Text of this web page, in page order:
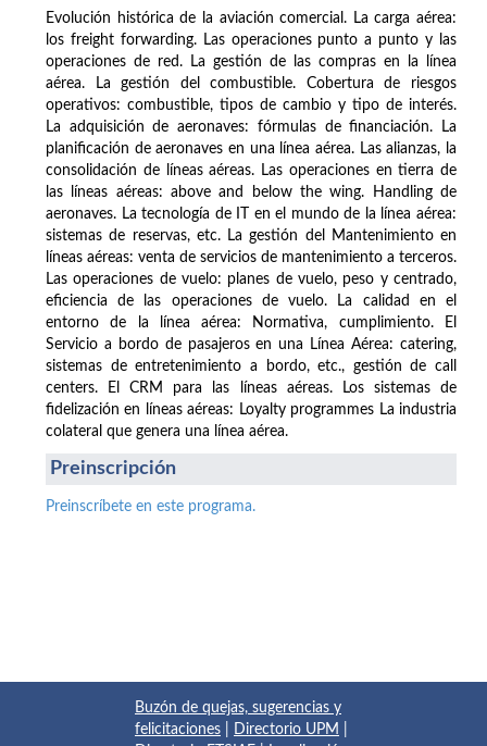
Evolución histórica de la aviación comercial. La carga aérea:
los freight forwarding. Las operaciones punto a punto y las
operaciones de red. La gestión de las compras en la línea
aérea. La gestión del combustible. Cobertura de riesgos
operativos: combustible, tipos de cambio y tipo de interés.
La adquisición de aeronaves: fórmulas de financiación. La
planificación de aeronaves en una línea aérea. Las alianzas, la
consolidación de líneas aéreas. Las operaciones en tierra de
las líneas aéreas: above and below the wing. Handling de
aeronaves. La tecnología de IT en el mundo de la línea aérea:
sistemas de reservas, etc. La gestión del Mantenimiento en
líneas aéreas: venta de servicios de mantenimiento a terceros.
Las operaciones de vuelo: planes de vuelo, peso y centrado,
eficiencia de las operaciones de vuelo. La calidad en el
entorno de la línea aérea: Normativa, cumplimiento. El
Servicio a bordo de pasajeros en una Línea Aérea: catering,
sistemas de entretenimiento a bordo, etc., gestión de call
centers. El CRM para las líneas aéreas. Los sistemas de
fidelización en líneas aéreas: Loyalty programmes La industria
colateral que genera una línea aérea.
Preinscripción
Preinscríbete en este programa.
Buzón de quejas, sugerencias y
felicitaciones
Directorio UPM